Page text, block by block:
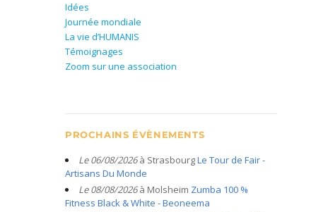
Idées
Journée mondiale
La vie d’HUMANIS
Témoignages
Zoom sur une association
PROCHAINS ÉVÈNEMENTS
Le 06/08/2026à StrasbourgLe Tour de Fair -
Artisans Du Monde
Le 08/08/2026à Molsheim Zumba 100 %
Fitness Black & White - Beoneema